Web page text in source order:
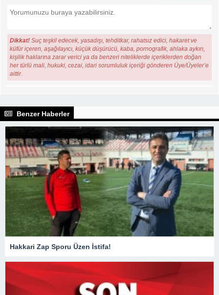
Dikkat! Suç teşkil edecek, yasadışı, tehditkar, rahatsız edici, hakaret ve
küfür içeren, aşağılayıcı, küçük düşürücü, kaba, pornografik, ahlaka aykırı,
kişilik haklarına zarar verici ya da benzeri niteliklerde içeriklerden doğan
her türlü mali, hukuki, cezai, idari sorumluluk içeriği gönderen Üye/Üyeler’e
aittir.
Benzer Haberler
Hakkari Zap Sporu Üzen İstifa!